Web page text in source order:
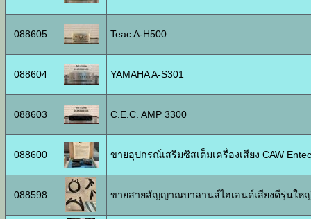
088605 Teac A-H500
088604 YAMAHA A-S301
088603 C.E.C. AMP 3300
088600 ขายอุปกรณ์เสริมซิสเต็มเครื่องเสียง CAW
088598 ขายสายสัญญาณบาลานส์ไฮเอนด์เสียงดีรุ่นใหญ่